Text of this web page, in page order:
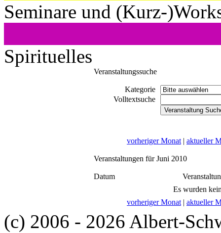
Seminare und (Kurz-
Spirituelles
Veranstaltungssuche
Kategorie
Volltextsuche
vorheriger Monat | aktueller
Veranstaltungen für Juni 2010
Datum
Es wurden
vorheriger Monat | aktueller
(c) 2006 - 2026 Albert-